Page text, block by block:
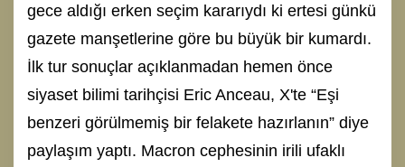
gece aldığı erken seçim kararıydı ki ertesi günkü
gazete manşetlerine göre bu büyük bir kumardı.
İlk tur sonuçlar açıklanmadan hemen önce
siyaset bilimi tarihçisi Eric Anceau, X'te “Eşi
benzeri görülmemiş bir felakete hazırlanın” diye
paylaşım yaptı. Macron cephesinin irili ufaklı